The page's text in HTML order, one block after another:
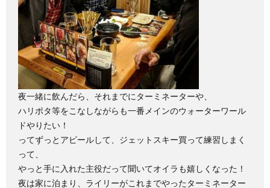
夜一緒に飲んだら、それまでにターミネーターや、
ハリポタ等をこなしながらも一番メインのウォーターワール
ドやりたい！
ってずっとアピールして、ジェットスキー買って練習しまく
って、
やっと手に入れた主役だって聞いてオイラも嬉しくなった！
夜は家に泊まり、ライリーがこれまでやったターミネーター